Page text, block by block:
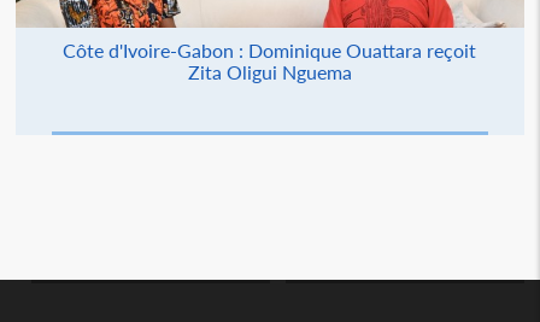
Côte d'Ivoire-Gabon : Dominique Ouattara reçoit
Zita Oligui Nguema